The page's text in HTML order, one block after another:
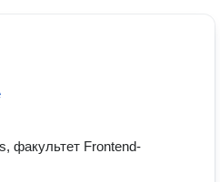
факультет Frontend-